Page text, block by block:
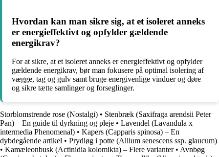
Hvordan kan man sikre sig, at et isoleret anneks
er energieffektivt og opfylder gældende
energikrav?
For at sikre, at et isoleret anneks er energieffektivt og opfylder
gældende energikrav, bør man fokusere på optimal isolering af
vægge, tag og gulv samt bruge energivenlige vinduer og døre
og sikre tætte samlinger og forseglinger.
Storblomstrende rose (Nostalgi) • Stenbræk (Saxifraga arendsii Peter
Pan) – En guide til dyrkning og pleje • Lavendel (Lavandula x
intermedia Phenomenal) • Kapers (Capparis spinosa) – En
dybdegående artikel • Prydløg i potte (Allium senescens ssp. glaucum)
• Kamæleonbusk (Actinidia kolomikta) – Flere varianter• Avnbøg